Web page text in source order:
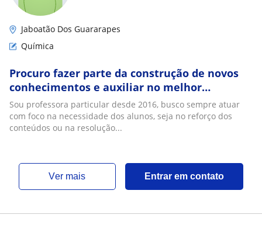
Jaboatão Dos Guararapes
Química
Procuro fazer parte da construção de novos
conhecimentos e auxiliar no melhor
embasamento de aprendizagem buscando
sempre à promoção da independência e
otimização da capacidade e das competências
Sou professora particular desde 2016, busco sempre atuar
com foco na necessidade dos alunos, seja no reforço dos
conteúdos ou na resolução...
ver mais Entrar em contato